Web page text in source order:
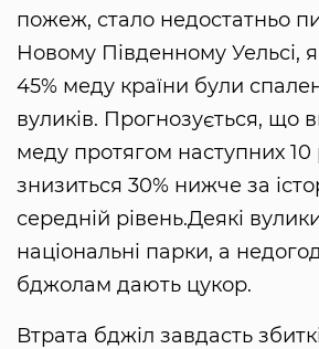
пожеж, стало недостатньо
Новому Південному Уельсі,
45% меду країни були
вуликів. Прогнозується, що
меду протягом наступних 10
знизиться 30% нижче за
середній рівень.Деякі
національні парки, а
бджолам дають цукор.
Втрата бджіл завдасть